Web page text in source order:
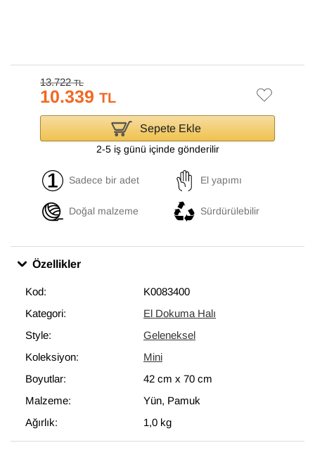
13.722TL
10.339 TL
Sepete Ekle
2-5 iş günü içinde gönderilir
Sadece bir adet El yapımı
Doğal malzeme Sürdürülebilir
Özellikler
Kod:
K0083400
Kategori:
El Dokuma Halı
Style:
Geleneksel
Koleksiyon:
Mini
Boyutlar:
42 cm x 70 cm
Malzeme:
Yün, Pamuk
Ağırlık:
1,0 kg